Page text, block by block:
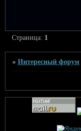
Страница: 1
»Интересный форум